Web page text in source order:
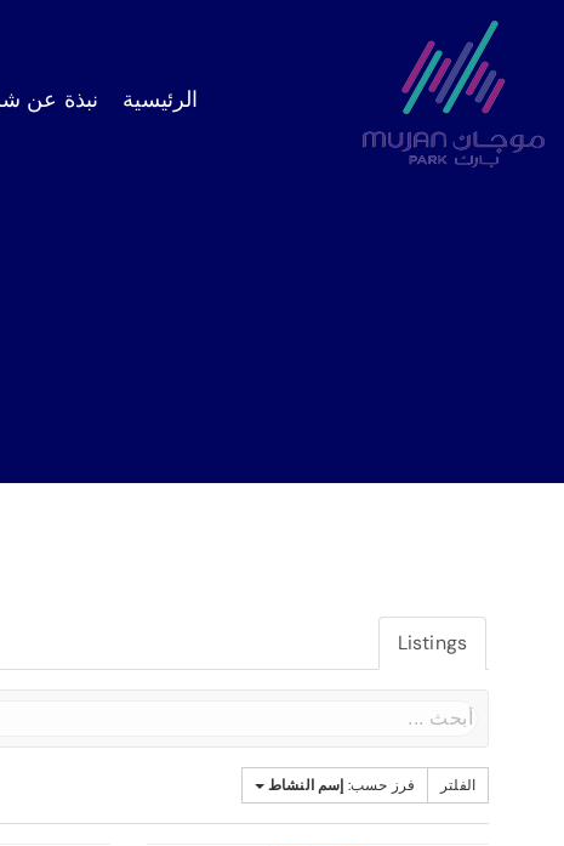
الرئيسية نبذة عن
Listings
الفلتر فرز حسب: إسم النشاط